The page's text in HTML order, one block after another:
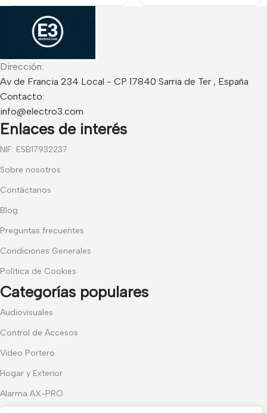
Dirección:
Av de Francia 234 Local - CP 17840 Sarria de Ter , España
Contacto:
info@electro3.com
Enlaces de interés
NIF: ESB17932237
Sobre nosotros
Contáctanos
Blog
Preguntas frecuentes
Condiciones Generales
Política de Cookies
Categorías populares
Audiovisuales
Control de Accesos
Video Portero
Hogar y Exterior
Alarma AX-PRO